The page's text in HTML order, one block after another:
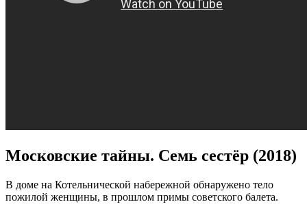
Московские тайны. Семь сестёр (2018)
В доме на Котельнической набережной обнаружено тело
пожилой женщины, в прошлом примы советского балета.